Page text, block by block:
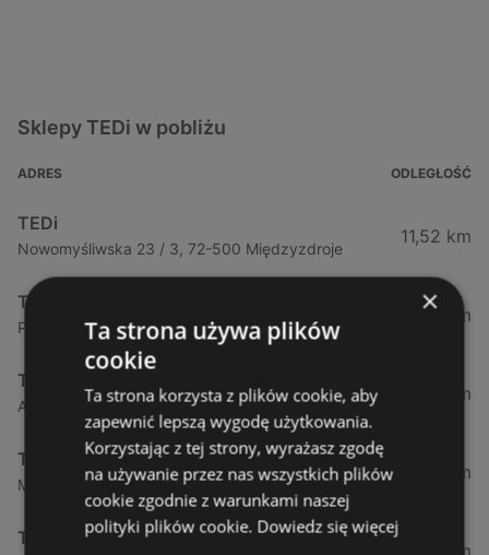
Sklepy TEDi w pobliżu
ADRES ODLEGŁOŚĆ
TEDi
Nowomyśliwska 23 / 3, 72-500 Międzyzdroje
11,52 km
TEDi
Policka 11a, 71-837 Szczecin
49,95 km
TEDi
Al. Bohaterów Warszawy 40, 70-432 Szczecin
55,65 km
TEDi
Mieszka I63, 70-011 Szczecin
57,33 km
TEDi
×
Ta strona używa plików
cookie
Ta strona korzysta z plików cookie, aby
zapewnić lepszą wygodę użytkowania.
Korzystając z tej strony, wyrażasz zgodę
na używanie przez nas wszystkich plików
cookie zgodnie z warunkami naszej
polityki plików cookie. Dowiedz się więcej